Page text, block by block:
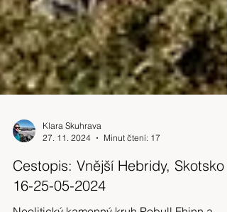
Klara Skuhrava
27. 11. 2024
Minut čtení: 17